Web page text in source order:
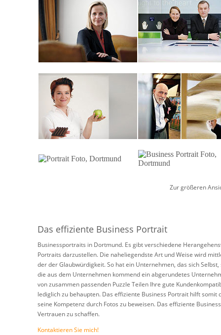
Zur größeren
Das effiziente Business Portrait
Businessportraits in Dortmund. Es gibt verschiedene
Portraits darzustellen. Die naheliegendste Art und Weise wird
der der Glaubwürdigkeit. So hat ein Unternehmen, das sich
die aus dem Unternehmen kommend ein abgerundetes
von zusammen passenden Puzzle Teilen Ihre gute
lediglich zu behaupten. Das effiziente Business Portrait hilft
seine Kompetenz durch Fotos zu beweisen. Das effiziente
Vertrauen zu schaffen.
Kontaktieren Sie mich!